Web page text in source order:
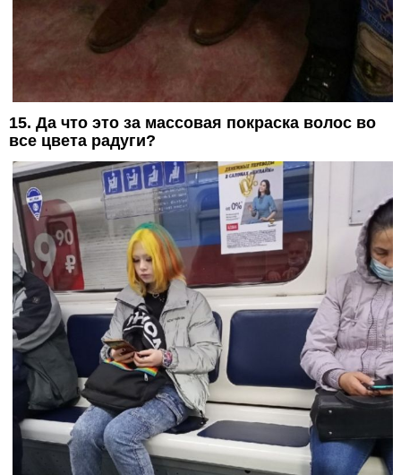
15. Да что это за массовая покраска волос во
все цвета радуги?